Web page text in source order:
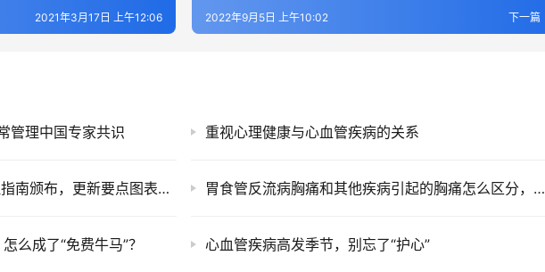
2021年3月17日 上午12:06 下一篇
2022年9月5日 上午10:02
管理中国专家共识 重视心理健康与心血管疾病的关系
重磅！2020 ESC房颤管理指南颁布，更新要点图表一览 胃食管反流病胸痛和其他疾病引起的胸痛怎么区分，怎么治疗？​
么成了“免费牛马”？ 心血管疾病高发季节，别忘了“护心”